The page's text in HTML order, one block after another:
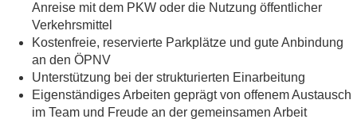
Anreise mit dem PKW oder die Nutzung öffentlicher
Verkehrsmittel
Kostenfreie, reservierte Parkplätze und gute Anbindung
an den ÖPNV
Unterstützung bei der strukturierten Einarbeitung
Eigenständiges Arbeiten geprägt von offenem Austausch
im Team und Freude an der gemeinsamen Arbeit